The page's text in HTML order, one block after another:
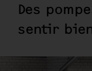
Des
sentir